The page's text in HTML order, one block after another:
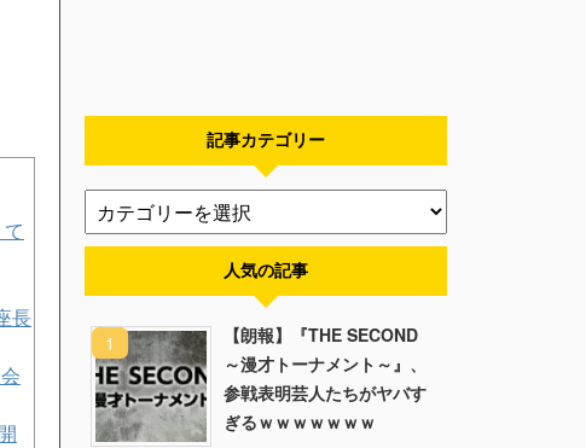
長
記事カテゴリー
人気の記事
【朗報】『THE SECOND
～漫才トーナメント～』、
参戦表明芸人たちがヤバす
ぎるｗｗｗｗｗｗｗ